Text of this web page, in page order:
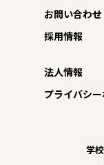
お問い合わせ
採用情報
法人情報
プライバシ
学